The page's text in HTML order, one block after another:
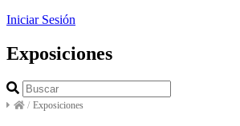
Iniciar Sesión
Exposiciones
/ Exposiciones